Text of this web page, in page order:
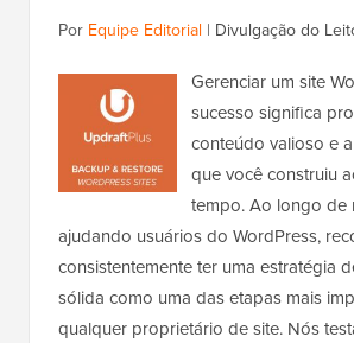
Por Equipe Editorial | Divulgação do
Gerenciar um site
sucesso significa
conteúdo valioso e
que você construiu
tempo. Ao longo de
ajudando usuários do WordPress,
consistentemente ter uma estratégia
sólida como uma das etapas mais
qualquer proprietário de site. Nós